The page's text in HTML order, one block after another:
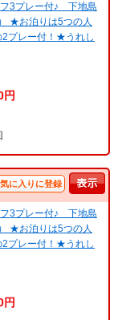
3プレー付♪ 下地島
★お泊りは5つの人
プレー付！★うれし
円
に入りに登録
3プレー付♪ 下地島
★お泊りは5つの人
プレー付！★うれし
円